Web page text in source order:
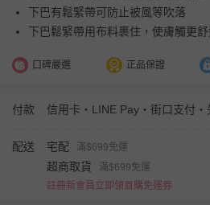
下巴有鬆緊帶可防止被風等吹落
下巴鬆緊帶用布料裹住，使膚觸更舒
口碑嚴選 正品保證
付款
配送 宅配 滿$699免運
超商取貨
滿$699免運
註冊新會員立即領首購免運券